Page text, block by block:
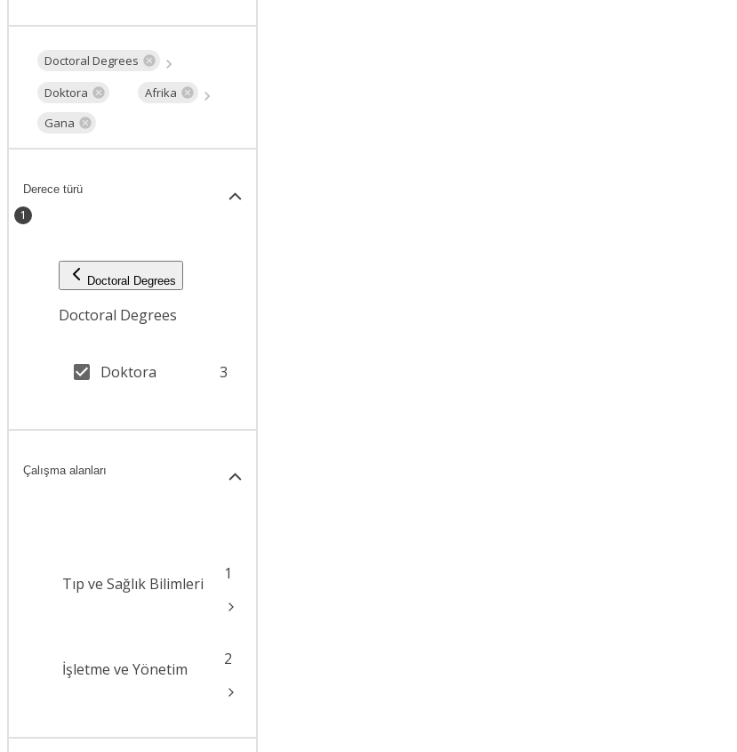
Doctoral Degrees
Doktora
Afrika
Gana
Derece türü
1
Doctoral Degrees
Doctoral Degrees
Doktora 3
Çalışma alanları
Tıp ve Sağlık Bilimleri
1
İşletme ve Yönetim
2